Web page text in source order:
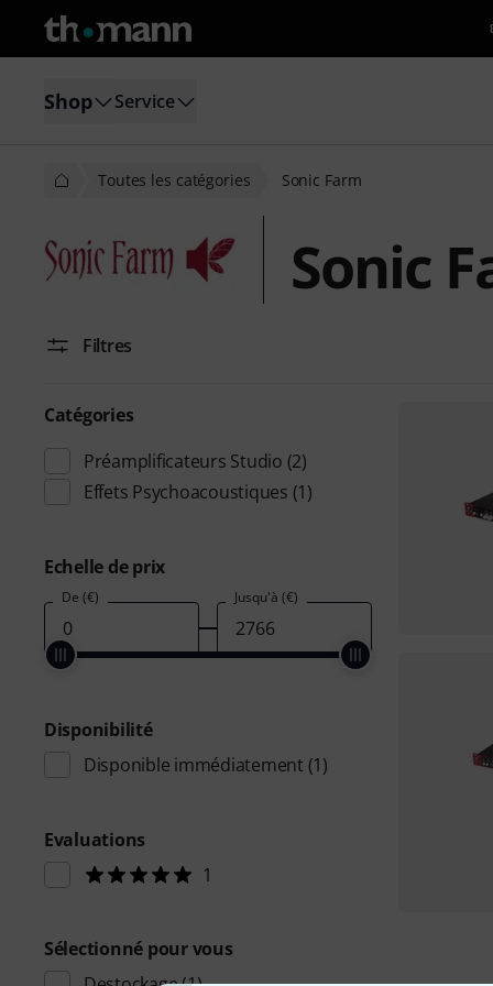
Shop Service
Toutes les catégories Sonic Farm
Sonic
Filtres
Catégories
Préamplificateurs Studio (2)
Effets Psychoacoustiques (1)
Echelle de prix
De (€) Jusqu'à (€)
Disponibilité
Disponible immédiatement (1)
Evaluations
1
Sélectionné pour vous